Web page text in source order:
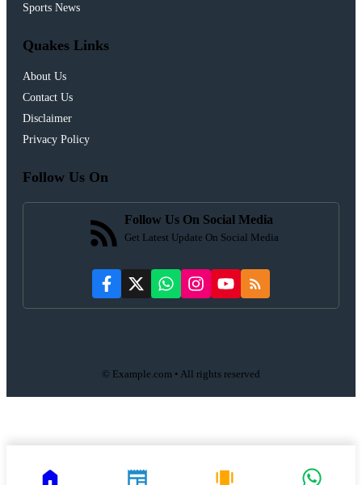
Sports News
Quakes Links
About Us
Contact Us
Disclaimer
Privacy Policy
Follow Us On
Follow Us On Social Media
Get Latest Update On Social Media
© Example.com • All rights reserved